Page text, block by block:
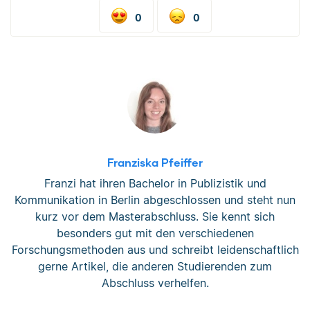
0 0
Franziska Pfeiffer
Franzi hat ihren Bachelor in Publizistik und
Kommunikation in Berlin abgeschlossen und steht nun
kurz vor dem Masterabschluss. Sie kennt sich
besonders gut mit den verschiedenen
Forschungsmethoden aus und schreibt leidenschaftlich
gerne Artikel, die anderen Studierenden zum
Abschluss verhelfen.